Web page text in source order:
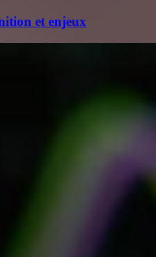
et enjeux